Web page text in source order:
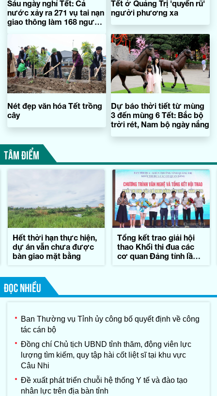
Sáu ngày nghỉ Tết: Cả
nước xảy ra 271 vụ tai nạn
giao thông làm 168 người
Tết ở Quảng Trị 'quyến rũ'
người phương xa
Nét đẹp văn hóa Tết trồng
cây
Dự báo thời tiết từ mùng
3 đến mùng 6 Tết: Bắc bộ
trời rét, Nam bộ ngày nắng
TÂM ĐIỂM
Hết thời hạn thực hiện,
dự án vẫn chưa được
bàn giao mặt bằng
Tổng kết trao giải hội
thao Khối thi đua các
cơ quan Đảng tỉnh lần
ĐỌC NHIỀU
Ban Thường vụ Tỉnh ủy công bố quyết định về công
tác cán bộ
Đồng chí Chủ tịch UBND tỉnh thăm, động viên lực
lượng tìm kiếm, quy tập hài cốt liệt sĩ tại khu vực
Câu Nhi
Đề xuất phát triển chuỗi hệ thống Y tế và đào tạo
nhân lực trên địa bàn tỉnh